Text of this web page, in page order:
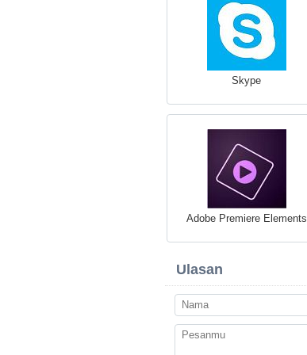
Skype
Adobe Premiere Elements
Ulasan